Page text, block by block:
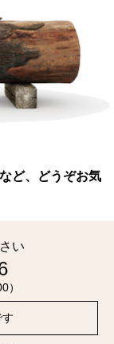
ど、どうぞお気
い
）